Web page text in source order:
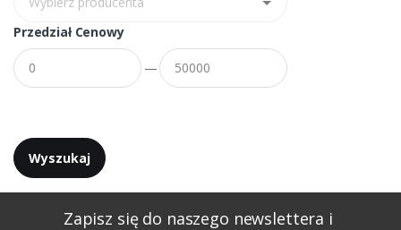
Przedział Cenowy
—
Zapisz się do naszego newslettera i